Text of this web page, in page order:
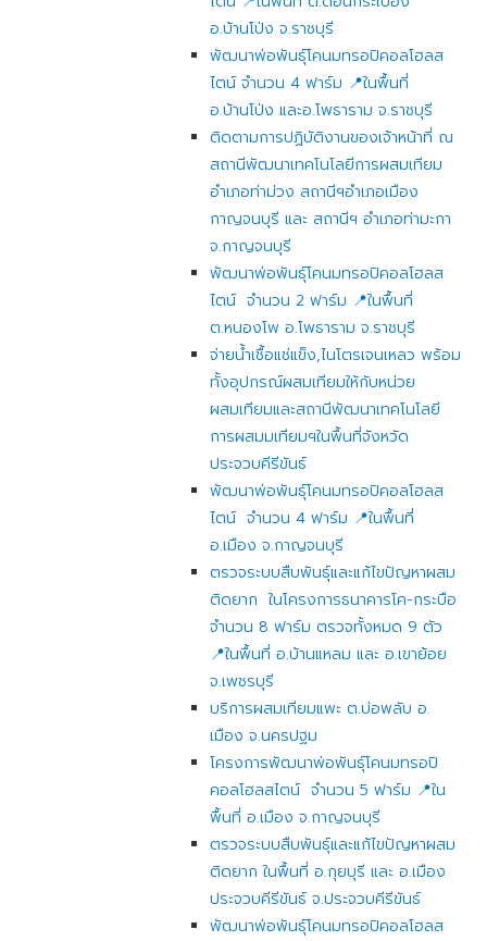
อ.บ้านโป่ง จ.ราชบุรี
พัฒนาพ่อพันธุ์โคนมทรอปิคอลโฮลส
ไตน์ จำนวน 4 ฟาร์ม 📍ในพื้นที่
อ.บ้านโป่ง และอ.โพธาราม จ.ราชบุรี
ติดตามการปฏิบัติงานของเจ้าหน้าที่ ณ
สถานีพัฒนาเทคโนโลยีการผสมเทียม
อำเภอท่าม่วง สถานีฯอำเภอเมือง
กาญจนบุรี และ สถานีฯ อำเภอท่ามะกา
จ.กาญจนบุรี
พัฒนาพ่อพันธุ์โคนมทรอปิคอลโฮลส
ไตน์ จำนวน 2 ฟาร์ม 📍ในพื้นที่
ต.หนองโพ อ.โพธาราม จ.ราชบุรี
จ่ายน้ำเชื้อแช่แข็ง,ไนโตรเจนเหลว พร้อม
ทั้งอุปกรณ์ผสมเทียมให้กับหน่วย
ผสมเทียมและสถานีพัฒนาเทคโนโลยี
การผสมมเทียมฯในพื้นที่จังหวัด
ประจวบคีรีขันธ์
พัฒนาพ่อพันธุ์โคนมทรอปิคอลโฮลส
ไตน์ จำนวน 4 ฟาร์ม 📍ในพื้นที่
อ.เมือง จ.กาญจนบุรี
ตรวจระบบสืบพันธุ์และแก้ไขปัญหาผสม
ติดยาก ในโครงการธนาคารโค-กระบือ
จำนวน 8 ฟาร์ม ตรวจทั้งหมด 9 ตัว
📍ในพื้นที่ อ.บ้านแหลม และ อ.เขาย้อย
จ.เพชรบุรี
บริการผสมเทียมแพะ ต.บ่อพลับ อ.
เมือง จ.นครปฐม
โครงการพัฒนาพ่อพันธุ์โคนมทรอปิ
คอลโฮลสไตน์ จำนวน 5 ฟาร์ม 📍ใน
พื้นที่ อ.เมือง จ.กาญจนบุรี
ตรวจระบบสืบพันธุ์และแก้ไขปัญหาผสม
ติดยาก ในพื้นที่ อ.กุยบุรี และ อ.เมือง
ประจวบคีรีขันธ์ จ.ประจวบคีรีขันธ์
พัฒนาพ่อพันธุ์โคนมทรอปิคอลโฮลส